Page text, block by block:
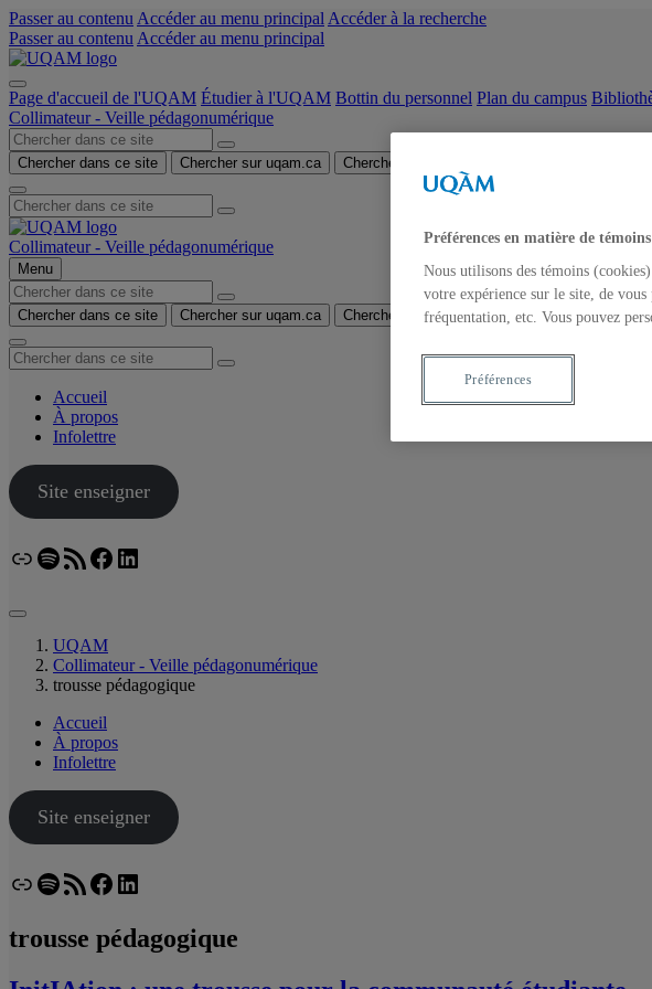
Passer au contenu Accéder au menu principal Accéder à la recherche
Passer au contenu Accéder au menu principal
Page d'accueil de l'UQAM Étudier à l'UQAM Bottin du personnel Plan du campus
Collimateur - Veille pédagonumérique
Chercher dans ce site Chercher sur uqam.ca Chercher sur le web
Collimateur - Veille pédagonumérique
Menu
Chercher dans ce site Chercher sur uqam.ca Chercher sur le web
Accueil
À propos
Infolettre
Site enseigner
LienSpotify
Flux RSSFacebook
LinkedIn
UQAM
Collimateur - Veille pédagonumérique
trousse pédagogique
Accueil
À propos
Infolettre
Site enseigner
LienSpotify
Flux RSSFacebook
LinkedIn
trousse pédagogique
Préférences en matière de témoins
Nous utilisons des témoins
votre expérience sur le site, de vous
fréquentation, etc. Vous pouvez
Préférences